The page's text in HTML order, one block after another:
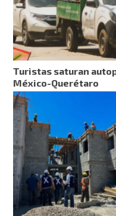
Turistas saturan
México-Querétaro